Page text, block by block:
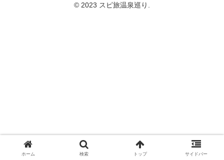
© 2023 スピ旅温泉巡り.
ホーム 検索 トップ サイドバー